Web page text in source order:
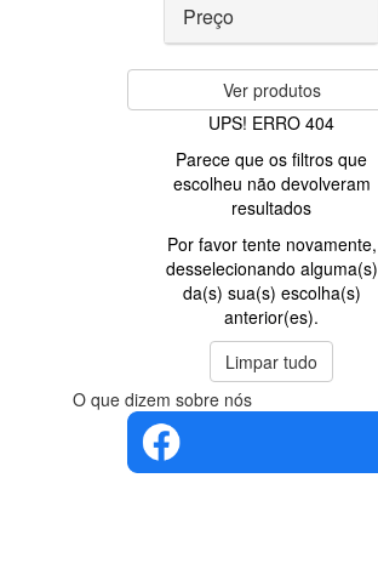
Preço
Ver produtos
UPS! ERRO 404
Parece que os filtros que
escolheu não devolveram
resultados
Por favor tente novamente,
desselecionando alguma(s)
da(s) sua(s) escolha(s)
anterior(es).
Limpar tudo
O que dizem sobre nós